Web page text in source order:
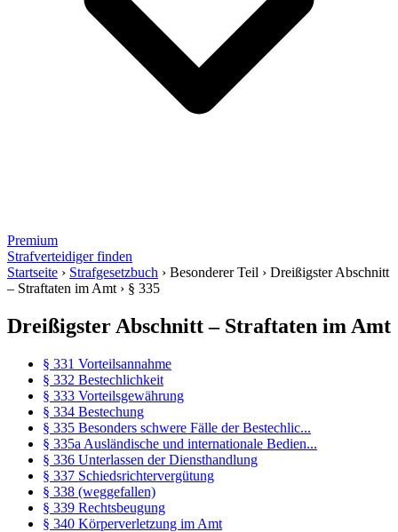
Premium
Strafverteidiger finden
Startseite › Strafgesetzbuch › Besonderer Teil › Dreißigster Abschnitt
– Straftaten im Amt › § 335
Dreißigster Abschnitt – Straftaten im Amt
§ 331 Vorteilsannahme
§ 332 Bestechlichkeit
§ 333 Vorteilsgewährung
§ 334 Bestechung
§ 335 Besonders schwere Fälle der Bestechlic...
§ 335a Ausländische und internationale Bedien...
§ 336 Unterlassen der Diensthandlung
§ 337 Schiedsrichtervergütung
§ 338 (weggefallen)
§ 339 Rechtsbeugung
§ 340 Körperverletzung im Amt